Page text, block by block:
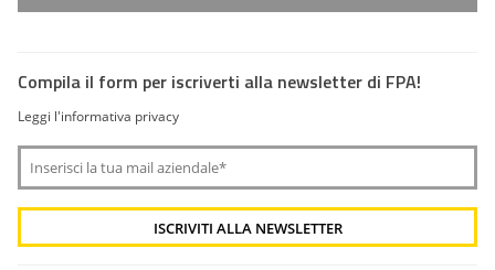
Compila il form per iscriverti alla newsletter di FPA!
Leggi l'informativa privacy